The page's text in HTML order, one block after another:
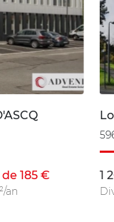
185 €
an
1